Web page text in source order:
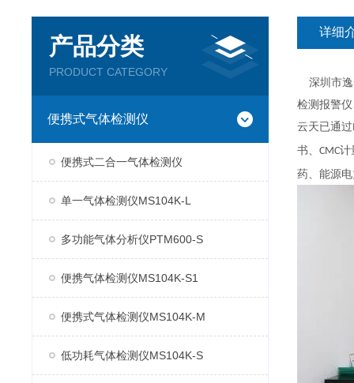
产品分类
PRODUCT CATEGORY
便携式气体检测仪
便携式二合一气体检测仪
单一气体检测仪MS104K-L
多功能气体分析仪PTM600-S
便携气体检测仪MS104K-S1
便携式气体检测仪MS104K-M
低功耗气体检测仪MS104K-S
详细
深圳市逸
检测报警
云天已通过
书、CMC
药、能源